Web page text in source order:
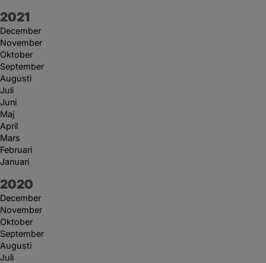
År:
2021
December
November
Oktober
September
Augusti
Juli
Juni
Maj
April
Mars
Februari
Januari
År:
2020
December
November
Oktober
September
Augusti
Juli